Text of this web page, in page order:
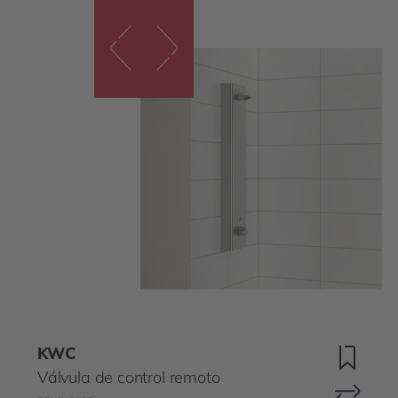
KWC
Válvula de control remoto